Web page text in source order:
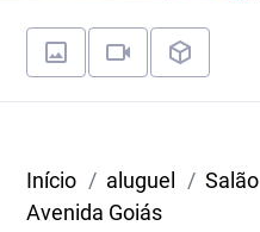
Início aluguel Salão
Avenida Goiás